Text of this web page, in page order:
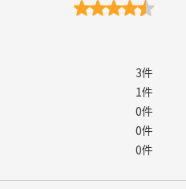
3件
1件
0件
0件
0件